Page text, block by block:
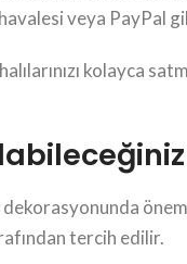
veya PayPal
kolayca
tercih edilir.